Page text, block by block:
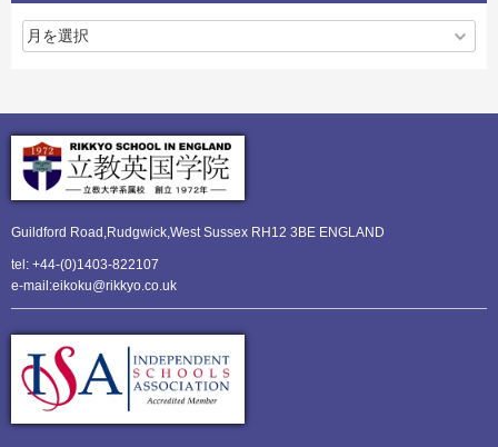
Guildford Road,Rudgwick,West Sussex RH12 3BE ENGLAND
tel: +44-(0)1403-822107
e-mail:eikoku@rikkyo.co.uk